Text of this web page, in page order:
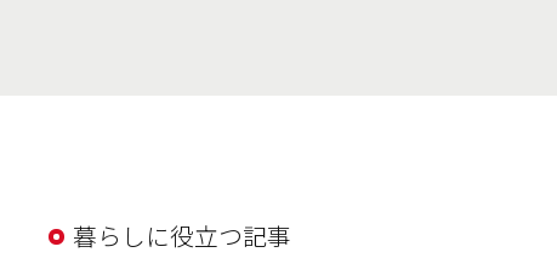
暮らしに役立つ記事